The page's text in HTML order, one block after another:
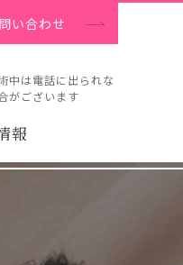
報
い合わせ
中は電話に出られな
がございます